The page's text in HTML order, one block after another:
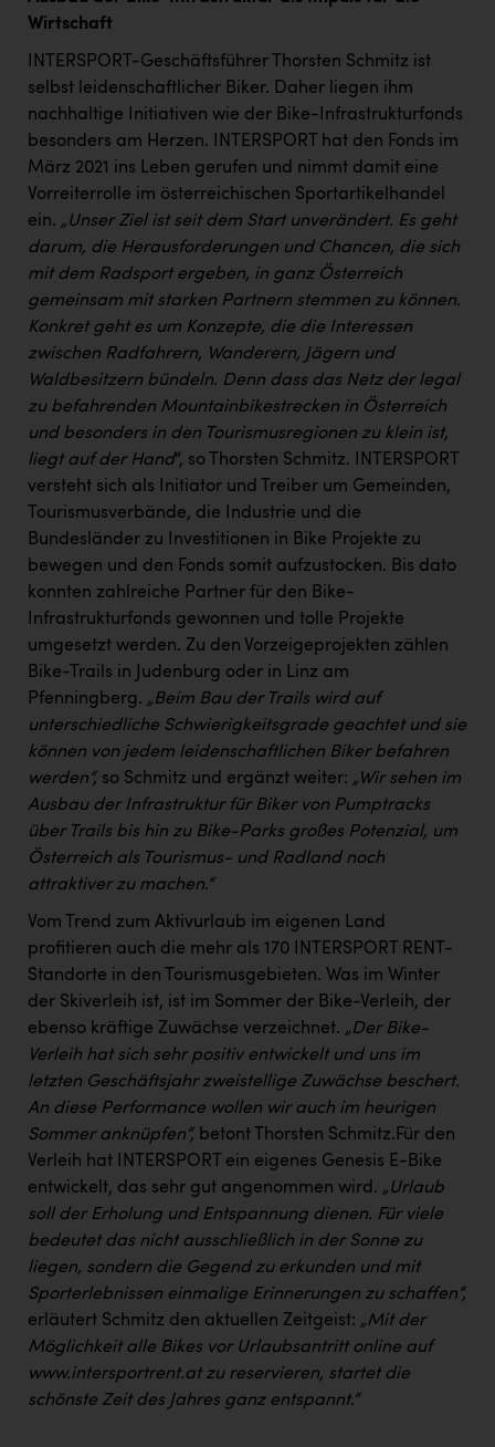
Wirtschaft
INTERSPORT-Geschäftsführer Thorsten Schmitz ist
selbst leidenschaftlicher Biker. Daher liegen ihm
nachhaltige Initiativen wie der Bike-Infrastrukturfonds
besonders am Herzen. INTERSPORT hat den Fonds im
März 2021 ins Leben gerufen und nimmt damit eine
Vorreiterrolle im österreichischen Sportartikelhandel
ein. „Unser Ziel ist seit dem Start unverändert. Es geht
darum, die Herausforderungen und Chancen, die sich
mit dem Radsport ergeben, in ganz Österreich
gemeinsam mit starken Partnern stemmen zu können.
Konkret geht es um Konzepte, die die Interessen
zwischen Radfahrern, Wanderern, Jägern und
Waldbesitzern bündeln. Denn dass das Netz der legal
zu befahrenden Mountainbikestrecken in Österreich
und besonders in den Tourismusregionen zu klein ist,
liegt auf der Hand“, so Thorsten Schmitz. INTERSPORT
versteht sich als Initiator und Treiber um Gemeinden,
Tourismusverbände, die Industrie und die
Bundesländer zu Investitionen in Bike Projekte zu
bewegen und den Fonds somit aufzustocken. Bis dato
konnten zahlreiche Partner für den Bike-
Infrastrukturfonds gewonnen und tolle Projekte
umgesetzt werden. Zu den Vorzeigeprojekten zählen
Bike-Trails in Judenburg oder in Linz am
Pfenningberg. „Beim Bau der Trails wird auf
unterschiedliche Schwierigkeitsgrade geachtet und sie
können von jedem leidenschaftlichen Biker befahren
werden“, so Schmitz und ergänzt weiter: „Wir sehen im
Ausbau der Infrastruktur für Biker von Pumptracks
über Trails bis hin zu Bike-Parks großes Potenzial, um
Österreich als Tourismus- und Radland noch
attraktiver zu machen.“
Vom Trend zum Aktivurlaub im eigenen Land
profitieren auch die mehr als 170 INTERSPORT RENT-
Standorte in den Tourismusgebieten. Was im Winter
der Skiverleih ist, ist im Sommer der Bike-Verleih, der
ebenso kräftige Zuwächse verzeichnet. „Der Bike-
Verleih hat sich sehr positiv entwickelt und uns im
letzten Geschäftsjahr zweistellige Zuwächse beschert.
An diese Performance wollen wir auch im heurigen
Sommer anknüpfen“, betont Thorsten Schmitz.Für den
Verleih hat INTERSPORT ein eigenes Genesis E-Bike
entwickelt, das sehr gut angenommen wird. „Urlaub
soll der Erholung und Entspannung dienen. Für viele
bedeutet das nicht ausschließlich in der Sonne zu
liegen, sondern die Gegend zu erkunden und mit
Sporterlebnissen einmalige Erinnerungen zu schaffen“,
erläutert Schmitz den aktuellen Zeitgeist: „Mit der
Möglichkeit alle Bikes vor Urlaubsantritt online auf
www.intersportrent.atzu reservieren, startet die
schönste Zeit des Jahres ganz entspannt.“